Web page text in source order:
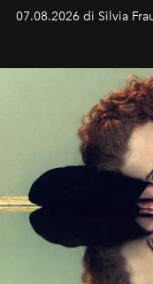
cognizione del
07.08.2026 di Silvia